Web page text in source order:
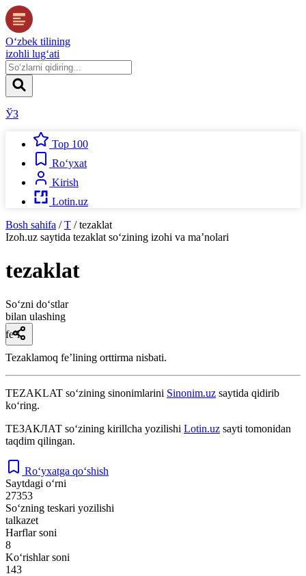
O‘zbek tilining
izohli lug‘ati
ЎЗ
Top 100
Ro‘yxat
Kirish
Lotin.uz
Bosh sahifa / T / tezaklat
Izoh.uz saytida tezaklat so‘zining izohi va ma’nolari
tezaklat
So‘zni do‘stlar
bilan ulashing
fe’l
Tezaklamoq feʼlining orttirma nisbati.
TEZAKLAT so‘zining sinonimlarini Sinonim.uz saytida qidirib
ko‘ring.
ТЕЗАКЛАТ so‘zining kirillcha yozilishi Lotin.uz sayti tomonidan
taqdim qilingan.
Ro‘yxatga qo‘shish
Saytdagi o‘rni
27353
So‘zning teskari yozilishi
talkazet
Harflar soni
8
Ko‘rishlar soni
143